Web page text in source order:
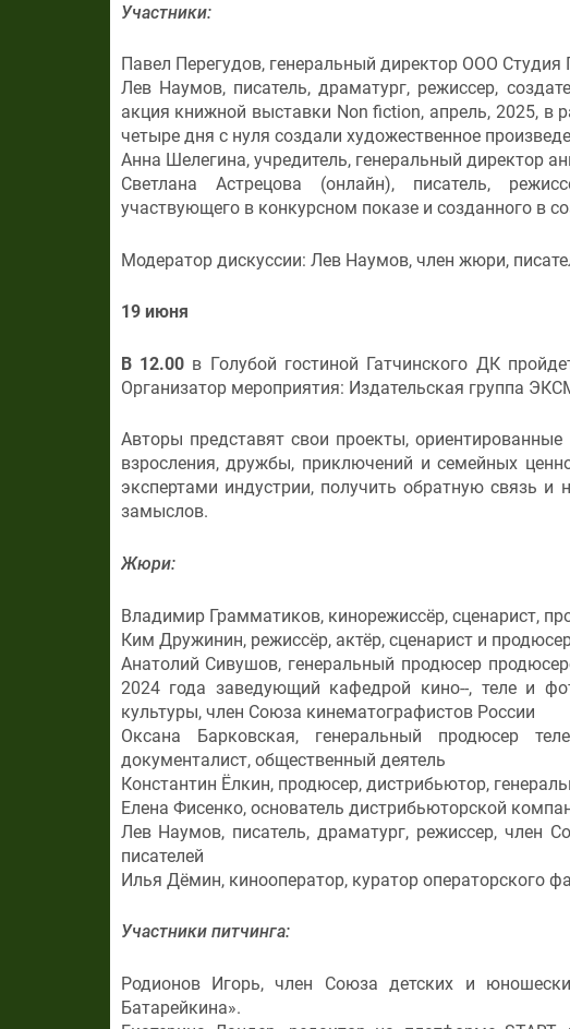
Участники:
Павел Перегудов, генеральный директор ООО
Лев Наумов, писатель, драматург, режиссер,
акция книжной выставки Non fiction, апрель, 2025, в
четыре дня с нуля создали художественное
Анна Шелегина, учредитель, генеральный директор
Светлана Астрецова (онлайн), писатель,
участвующего в конкурсном показе и созданного в
Модератор дискуссии: Лев Наумов, член жюри,
19 июня
В 12.00в Голубой гостиной Гатчинского ДК
Организатор мероприятия: Издательская группа
Авторы представят свои проекты,
взросления, дружбы, приключений и семейных
экспертами индустрии, получить обратную связь и
замыслов.
Жюри:
Владимир Грамматиков, кинорежиссёр, сценарист,
Ким Дружинин, режиссёр, актёр, сценарист и
Анатолий Сивушов, генеральный продюсер
2024 года заведующий кафедрой кино--, теле и
культуры, член Союза кинематографистов России
Оксана Барковская, генеральный продюсер
документалист, общественный деятель
Константин Ёлкин, продюсер, дистрибьютор,
Елена Фисенко, основатель дистрибьюторской
Лев Наумов, писатель, драматург, режиссер, член
писателей
Илья Дёмин, кинооператор, куратор операторского
Участники питчинга:
Родионов Игорь, член Союза детских и
Батарейкина».